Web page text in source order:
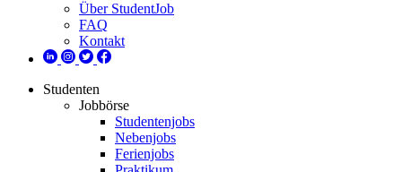
Über StudentJob
FAQ
Kontakt
Studenten
Jobbörse
Studentenjobs
Nebenjobs
Ferienjobs